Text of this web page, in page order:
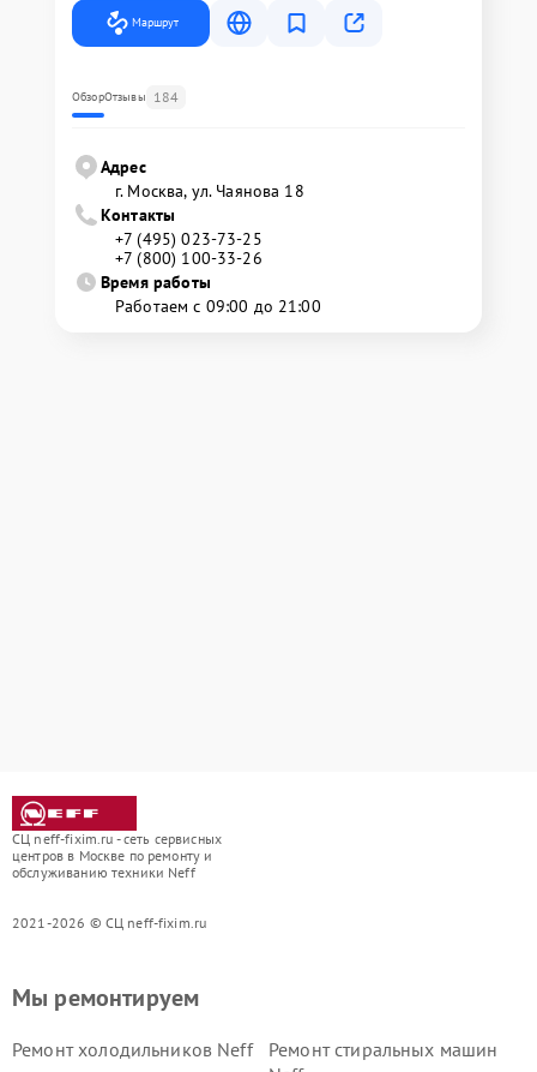
Маршрут
ОбзорОтзывы 184
Адрес
г. Москва, ул. Чаянова 18
Контакты
+7 (495) 023-73-25
+7 (800) 100-33-26
Время работы
Работаем с 09:00 до 21:00
СЦ neff-fixim.ru - сеть сервисных
центров в Москве по ремонту и
обслуживанию техники Neff
2021-2026 © СЦ neff-fixim.ru
Мы ремонтируем
Ремонт холодильников Neff
Ремонт стиральных машин